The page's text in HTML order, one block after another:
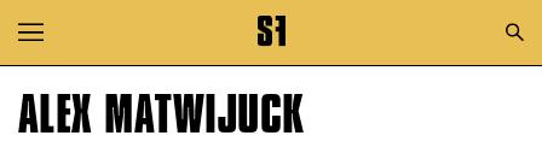
Zur Hauptnavigation springen
Zum Hauptinhalt springen
ALEX MATWIJUCK